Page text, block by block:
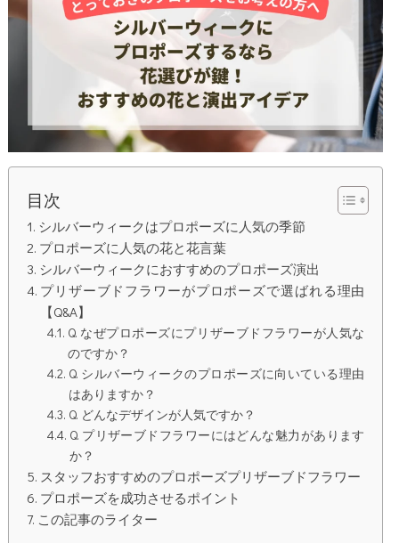
目次
シルバーウィークはプロポーズに人気の季節
プロポーズに人気の花と花言葉
シルバーウィークにおすすめのプロポーズ演出
プリザーブドフラワーがプロポーズで選ばれる理由
【Q&A】
Q. なぜプロポーズにプリザーブドフラワーが人気な
のですか？
Q. シルバーウィークのプロポーズに向いている理由
はありますか？
Q. どんなデザインが人気ですか？
Q. プリザーブドフラワーにはどんな魅力があります
か？
スタッフおすすめのプロポーズプリザーブドフラワー
プロポーズを成功させるポイント
この記事のライター